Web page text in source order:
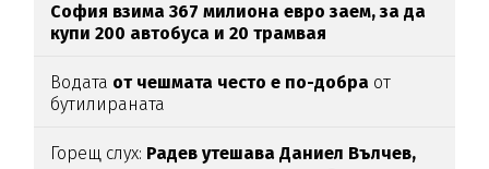
София взима 367 милиона евро заем, за да
купи 200 автобуса и 20 трамвая
Водата от чешмата често е по-добра от
бутилираната
Горещ слух: Радев утешава Даниел Вълчев,